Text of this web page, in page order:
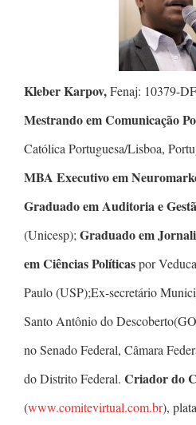
Kleber Karpov,Fenaj: 10379-
Mestrando em Comunicação
Católica Portuguesa/Lisboa,
MBA Executivo em
Graduado em Auditoria e
(Unicesp); Graduado em
em Ciências Políticaspor
Paulo (USP);Ex-secretário
Santo Antônio do
no Senado Federal, Câmara
do Distrito Federal. Criador do
(www.comitevirtual.com.br),